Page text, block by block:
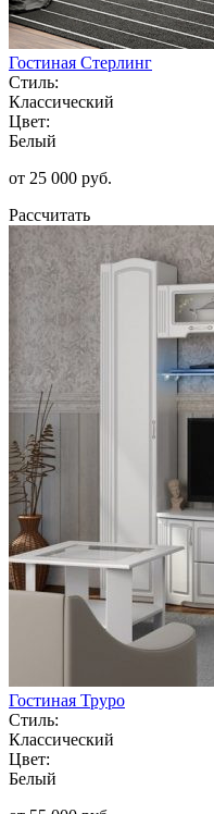
Гостиная Стерлинг
Стиль:
Классический
Цвет:
Белый
от 25 000 руб.
Рассчитать
Гостиная Труро
Стиль:
Классический
Цвет:
Белый